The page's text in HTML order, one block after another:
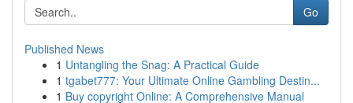
Go
Published News
1 Untangling the Snag: A Practical Guide
1 tgabet777: Your Ultimate Online Gambling Destin...
1 Buy copyright Online: A Comprehensive Manual